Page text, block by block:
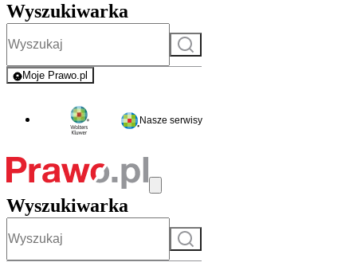
Wyszukiwarka
Szukaj
Moje Prawo.pl
- rejestracja i logowanie do serwisu
Nasze serwisy
Wyszukiwarka
Szukaj